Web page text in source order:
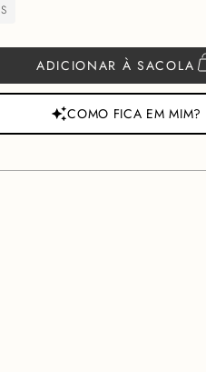
ADICIONAR À SACOLA
COMO FICA EM MIM?